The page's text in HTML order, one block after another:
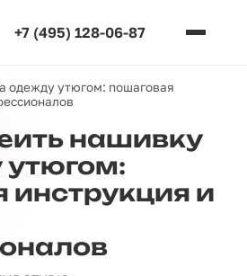
+7 (495) 128-06-87
одежду утюгом: пошаговая
нашивку
утюгом:
инструкция и